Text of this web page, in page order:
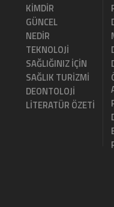
KİMDİR
GÜNCEL
NEDİR
TEKNOLOJİ
SAĞLIĞINIZ İÇİN
SAĞLIK TURİZMİ
DEONTOLOJİ
LİTERATÜR ÖZETİ